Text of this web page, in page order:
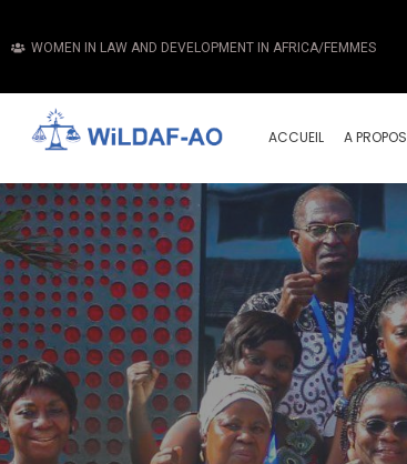
WOMEN IN LAW AND DEVELOPMENT IN AFRICA/FEMMES
ACCUEIL A PROPOS